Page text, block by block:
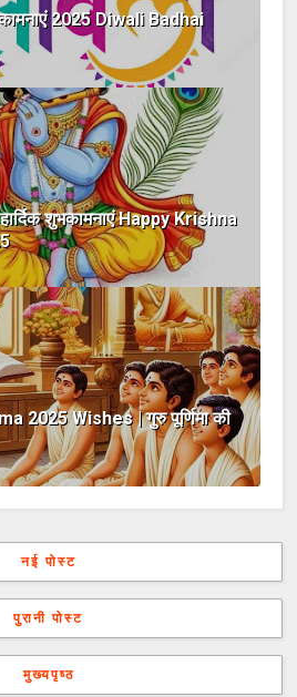
2025 Diwali Badhai
हार्दिक शुभकामनाएं Happy Krishna
2025 Wishes | गुरु पूर्णिमा की
नई पोस्ट
पुरानी पोस्ट
मुख्यपृष्ठ